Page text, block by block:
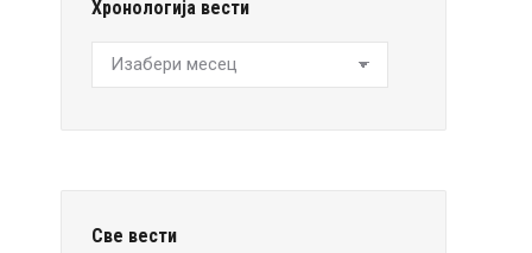
Хронологија вести
Хронологија
вести
Све вести